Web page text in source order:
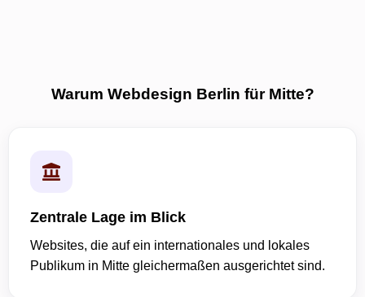
Warum Webdesign Berlin für Mitte?
Zentrale Lage im Blick
Websites, die auf ein internationales und lokales
Publikum in Mitte gleichermaßen ausgerichtet sind.